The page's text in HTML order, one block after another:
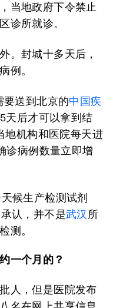
当地政府下令禁止
诊所就诊。
。封城十多天后，
例。
要送到北京的中国疾
5天后才可以拿到结
地机构和医院每天进
诊病例数量立即增
候生产检测试剂
认，并不是武汉 所
测。
一个月的？
人，但是医院发布